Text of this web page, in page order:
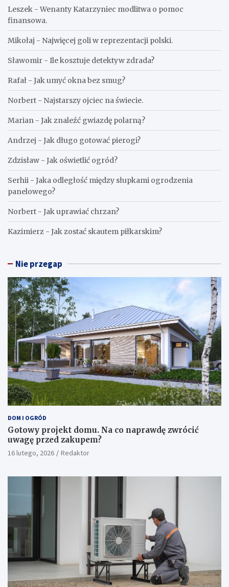
Leszek -Wenanty Katarzyniec modlitwa o pomoc
finansowa.
Mikołaj - Najwięcej goli w reprezentacji polski.
Sławomir - Ile kosztuje detektyw zdrada?
Rafał - Jak umyć okna bez smug?
Norbert - Najstarszy ojciec na świecie.
Marian - Jak znaleźć gwiazdę polarną?
Andrzej - Jak długo gotować pierogi?
Zdzisław - Jak oświetlić ogród?
Serhii - Jaka odległość między słupkami ogrodzenia
panelowego?
Norbert - Jak uprawiać chrzan?
Kazimierz - Jak zostać skautem piłkarskim?
Nie przegap
DOM I OGRÓD
Gotowy projekt domu. Na co naprawdę zwrócić
uwagę przed zakupem?
16 lutego, 2026 Redaktor